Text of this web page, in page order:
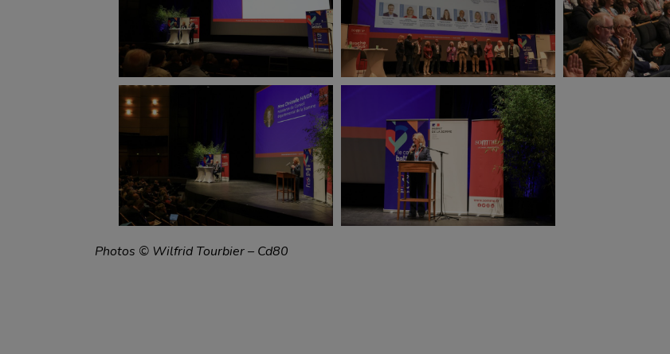
Photos © Wilfrid Tourbier – Cd80